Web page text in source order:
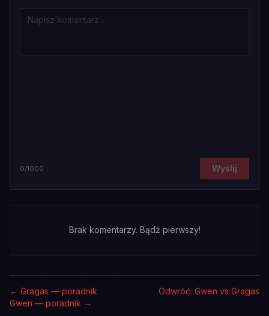
0/1000 Wyślij
Brak komentarzy. Bądź pierwszy!
← Gragas — poradnik
Odwróć: Gwen vs Gragas
Gwen — poradnik →